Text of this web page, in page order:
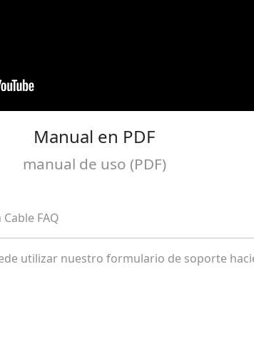
Manual en PDF
manual de uso (PDF)
FAQ
utilizar nuestro formulario de soporte